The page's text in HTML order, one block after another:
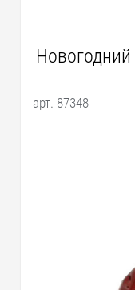
арт. 87348